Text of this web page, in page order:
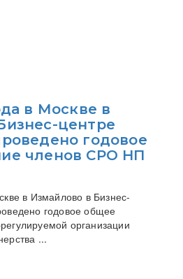
в Москве в
центре
годовое
членов СРО НП
в Измайлово в Бизнес-
годовое общее
организации
...